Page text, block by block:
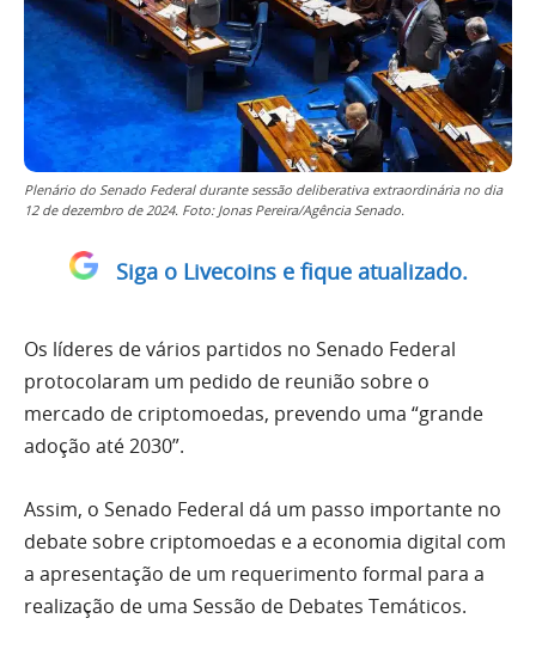
Plenário do Senado Federal durante sessão deliberativa extraordinária no dia
12 de dezembro de 2024. Foto: Jonas Pereira/Agência Senado.
Siga o Livecoins e fique atualizado.
Os líderes de vários partidos no Senado Federal
protocolaram um pedido de reunião sobre o
mercado de criptomoedas, prevendo uma “grande
adoção até 2030”.
Assim, o Senado Federal dá um passo importante no
debate sobre criptomoedas e a economia digital com
a apresentação de um requerimento formal para a
realização de uma Sessão de Debates Temáticos.